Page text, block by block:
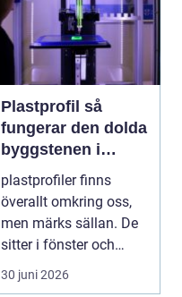
Plastprofil så
fungerar den dolda
byggstenen i
modern industri
plastprofiler finns
överallt omkring oss,
men märks sällan. De
sitter i fönster och
dörrar, i kylskå...
30 juni 2026